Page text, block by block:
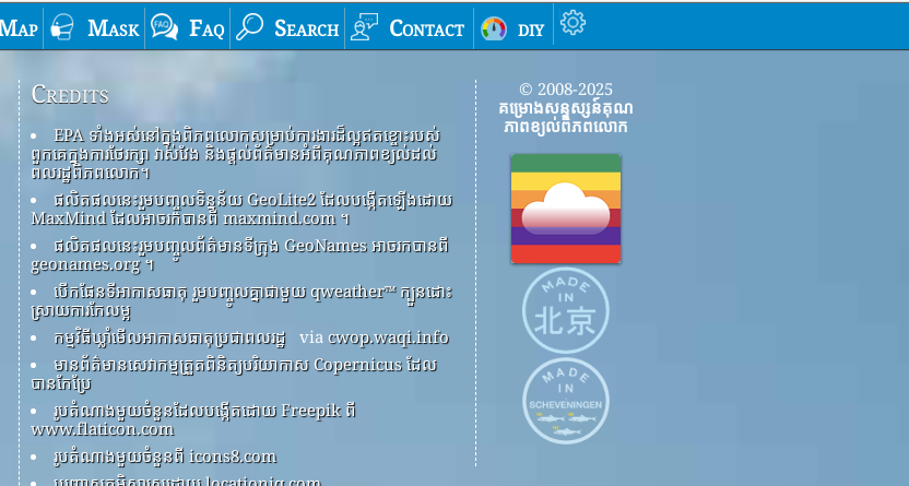
Mask Faq Search Contact diy
Credits
EPA ទាំងអស់នៅក្នុងពិភពលោកសម្រាប់ការងារដ៏ល្អឥតខ្ចោះរបស់
ពួកគេក្នុងការថែរក្សា វាស់វែង និងផ្តល់ព័ត៌មានអំពីគុណភាពខ្យល់ដល់
ពលរដ្ឋពិភពលោក។
ផលិតផលនេះរួមបញ្ចូលទិន្នន័យ GeoLite2 ដែលបង្កើតឡើងដោយ
MaxMind ដែលអាចរកបានពី maxmind.com ។
ផលិតផលនេះរួមបញ្ចូលព័ត៌មានទីក្រុង GeoNames អាចរកបានពី
geonames.org ។
បើកផែនទីអាកាសធាតុ រួមបញ្ចូលគ្នាជាមួយ qweather™ ក្បួនដោះ
ស្រាយការកែលម្អ
កម្មវិធីឃ្លាំមើលអាកាសធាតុប្រជាពលរដ្ឋ via cwop.waqi.info
មានព័ត៌មានសេវាកម្មត្រួតពិនិត្យបរិយាកាស Copernicus ដែល
បានកែប្រែ
រូបតំណាងមួយចំនួនដែលបង្កើតដោយ Freepik ពី
www.flaticon.com
រូបតំណាងមួយចំនួនពី icons8.com
© 2008-2025
គម្រោងសន្ទស្សន៍គុណ
ភាពខ្យល់ពិភពលោក